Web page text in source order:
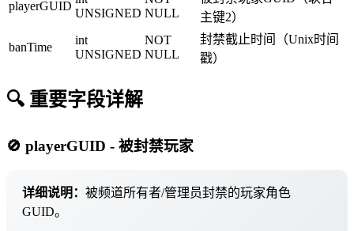
playerGUID
UNSIGNED NULL
主键2）
banTime
int
UNSIGNED
NOT
NULL
封禁截止时间（Unix时间
戳）
🔍 重要字段详解
🚫 playerGUID - 被封禁玩家
详细说明： 被频道所有者/管理员封禁的玩家角色
GUID。